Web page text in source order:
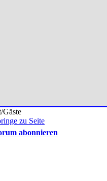
Gäste
abonnieren